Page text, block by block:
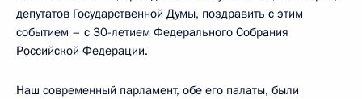
депутатов Государственной Думы, поздравить с этим
событием – с 30-летием Федерального Собрания
Российской Федерации.
Наш современный парламент, обе его палаты, были